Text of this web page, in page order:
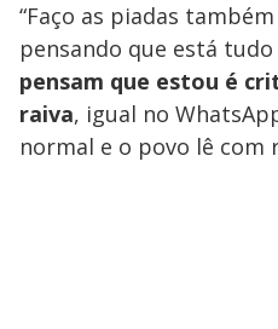
“Faço as piadas
pensando que está
pensam que estou é
raiva, igual no
normal e o povo lê com